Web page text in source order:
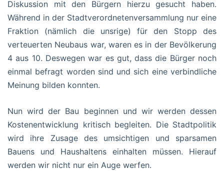
Diskussion mit den Bürgern hierzu gesucht haben.
Während in der Stadtverordnetenversammlung nur eine
Fraktion (nämlich die unsrige) für den Stopp des
verteuerten Neubaus war, waren es in der Bevölkerung
4 aus 10. Deswegen war es gut, dass die Bürger noch
einmal befragt worden sind und sich eine verbindliche
Meinung bilden konnten.
Nun wird der Bau beginnen und wir werden dessen
Kostenentwicklung kritisch begleiten. Die Stadtpolitik
wird ihre Zusage des umsichtigen und sparsamen
Bauens und Haushaltens einhalten müssen. Hierauf
werden wir nicht nur ein Auge werfen.